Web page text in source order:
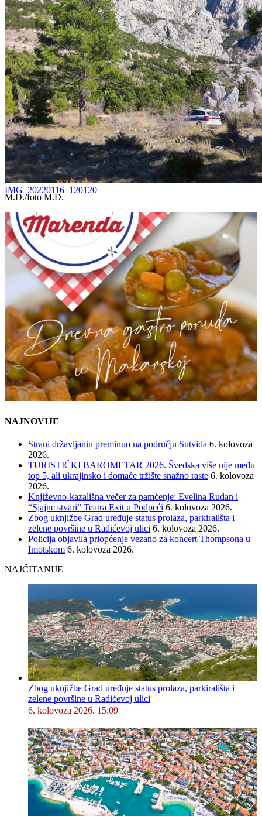
IMG_20220116_120120
M.D./foto M.D.
NAJNOVIJE
Strani državljanin preminuo na području Sutvida 6. kolovoza
2026.
TURISTIČKI BAROMETAR 2026. Švedska više nije među
top 5, ali ukrajinsko i domaće tržište snažno raste 6. kolovoza
2026.
Književno-kazališna večer za pamćenje: Evelina Rudan i
“Sjajne stvari” Teatra Exit u Podpeći 6. kolovoza 2026.
Zbog uknjižbe Grad uređuje status prolaza, parkirališta i
zelene površine u Radićevoj ulici 6. kolovoza 2026.
Policija objavila priopćenje vezano za koncert Thompsona u
Imotskom 6. kolovoza 2026.
NAJČITANIJE
Zbog uknjižbe Grad uređuje status prolaza, parkirališta i
zelene površine u Radićevoj ulici
6. kolovoza 2026. 15:09